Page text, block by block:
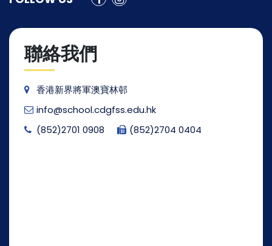
聯絡我們
香港新界將軍澳寶林邨
info@school.cdgfss.edu.hk
(852)2701 0908
(852)2704 0404